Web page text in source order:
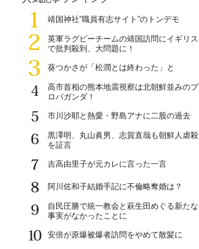
1
靖国神社“職員有志サイト”のトンデモ
2
英軍ラグビーチームの靖国訪問にイギリス
で批判殺到、大問題に！
3
葵つかさが「松潤とは終わった」と
4
高市首相の熊本地震視察は北朝鮮並みのプ
ロパガンダ！
5
市川沙耶と熱愛・野島アナに二股の過去
6
黒澤明、丸山眞男、志賀直哉も朝鮮人虐殺
を証言
7
吉高由里子が元カレに言った一言
8
阿川佐和子結婚手記に不倫略奪婚は？
9
自民圧勝で統一教会と萩生田めぐる新たな
事実がなかったことに
10
安倍が原爆被爆者訪問をやめて散髪に